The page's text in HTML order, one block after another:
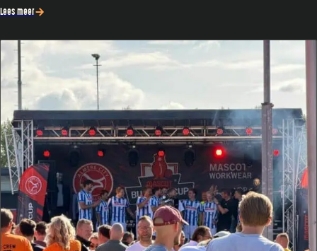
Lees meer